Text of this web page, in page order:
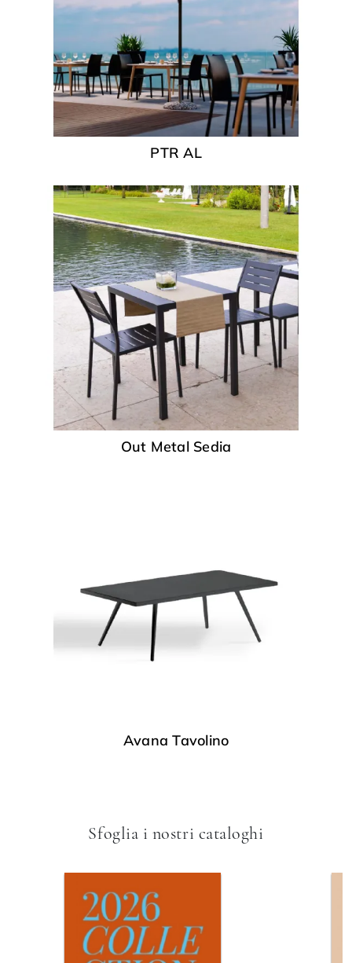
PTR AL
Out Metal Sedia
Avana Tavolino
Sfoglia i nostri cataloghi